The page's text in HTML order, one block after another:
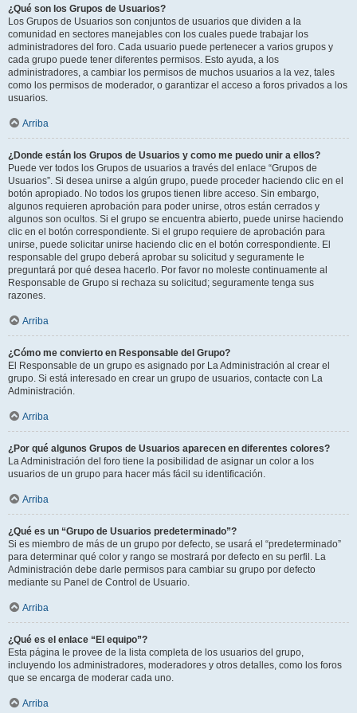
¿Qué son los Grupos de Usuarios?
Los Grupos de Usuarios son conjuntos de usuarios que dividen a la
comunidad en sectores manejables con los cuales puede trabajar los
administradores del foro. Cada usuario puede pertenecer a varios grupos y
cada grupo puede tener diferentes permisos. Esto ayuda, a los
administradores, a cambiar los permisos de muchos usuarios a la vez, tales
como los permisos de moderador, o garantizar el acceso a foros privados a los
usuarios.
Arriba
¿Donde están los Grupos de Usuarios y como me puedo unir a ellos?
Puede ver todos los Grupos de usuarios a través del enlace “Grupos de
Usuarios”. Si desea unirse a algún grupo, puede proceder haciendo clic en el
botón apropiado. No todos los grupos tienen libre acceso. Sin embargo,
algunos requieren aprobación para poder unirse, otros están cerrados y
algunos son ocultos. Si el grupo se encuentra abierto, puede unirse haciendo
clic en el botón correspondiente. Si el grupo requiere de aprobación para
unirse, puede solicitar unirse haciendo clic en el botón correspondiente. El
responsable del grupo deberá aprobar su solicitud y seguramente le
preguntará por qué desea hacerlo. Por favor no moleste continuamente al
Responsable de Grupo si rechaza su solicitud; seguramente tenga sus
razones.
Arriba
¿Cómo me convierto en Responsable del Grupo?
El Responsable de un grupo es asignado por La Administración al crear el
grupo. Si está interesado en crear un grupo de usuarios, contacte con La
Administración.
Arriba
¿Por qué algunos Grupos de Usuarios aparecen en diferentes colores?
La Administración del foro tiene la posibilidad de asignar un color a los
usuarios de un grupo para hacer más fácil su identificación.
Arriba
¿Qué es un “Grupo de Usuarios predeterminado”?
Si es miembro de más de un grupo por defecto, se usará el “predeterminado”
para determinar qué color y rango se mostrará por defecto en su perfil. La
Administración debe darle permisos para cambiar su grupo por defecto
mediante su Panel de Control de Usuario.
Arriba
¿Qué es el enlace “El equipo”?
Esta página le provee de la lista completa de los usuarios del grupo,
incluyendo los administradores, moderadores y otros detalles, como los foros
que se encarga de moderar cada uno.
Arriba